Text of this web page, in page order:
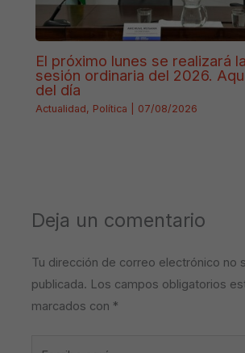
El próximo lunes se realizará la
sesión ordinaria del 2026.
del día
Actualidad, Política 07/08/2026
Deja un comentario
Tu dirección de correo electrónico no
publicada. Los campos obligatorios
marcados con *